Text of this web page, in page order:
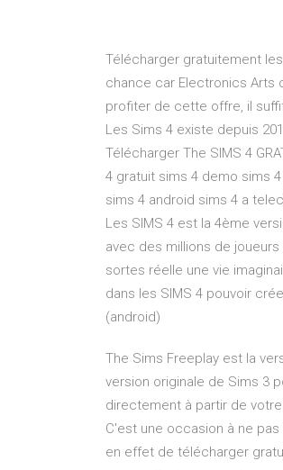
Télécharger gratuitement
chance car Electronics Arts
profiter de cette offre, il
Les Sims 4 existe depuis
Télécharger The SIMS 4
4 gratuit sims 4 demo sims
sims 4 android sims 4 a
Les SIMS 4 est la 4ème
avec des millions de
sortes réelle une vie
dans les SIMS 4 pouvoir
(android)
The Sims Freeplay est la
version originale de Sims 3
directement à partir de
C'est une occasion à ne
en effet de télécharger